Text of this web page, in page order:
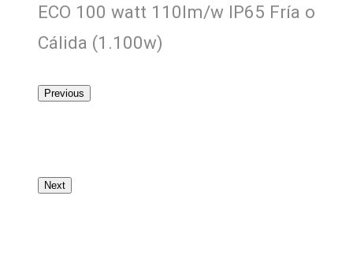
ECO 100 watt 110lm/w IP65 Fría o
Cálida (1.100w)
Previous
Next